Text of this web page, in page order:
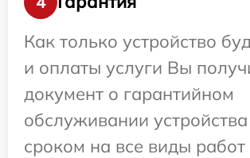
Как только устройство
и оплаты услуги Вы
документ о гарантийном
обслуживании
сроком на все виды работ